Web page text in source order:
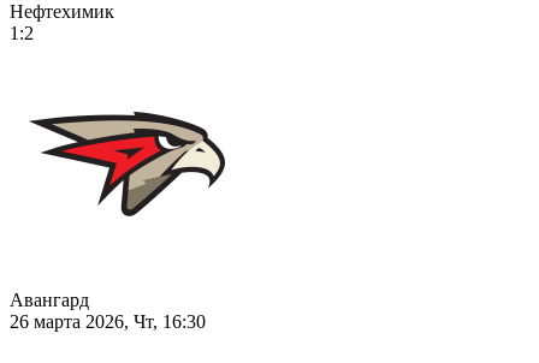
Нефтехимик
1:2
Авангард
26 марта 2026, Чт, 16:30